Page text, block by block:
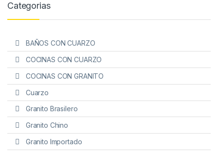
Categorias
BAÑOS CON CUARZO
COCINAS CON CUARZO
COCINAS CON GRANITO
Cuarzo
Granito Brasilero
Granito Chino
Granito Importado